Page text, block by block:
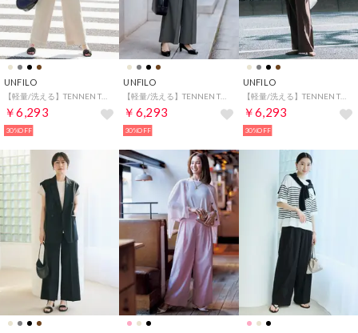
UNFILO
￥6,293
30%OFF
UNFILO
￥6,293
30%OFF
UNFILO
【軽量/洗える】TENNEN TOUCH ワイドストレートパンツ （ブラウン）
￥6,293
30%OFF